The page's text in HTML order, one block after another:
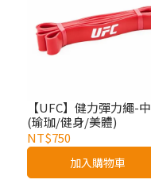
【UFC】健力彈力繩-中
(瑜珈/健身/美體)
NT$750
加入購物車